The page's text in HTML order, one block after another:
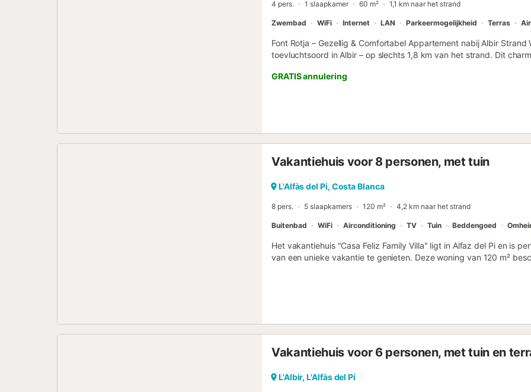
4 pers. 1 slaapkamer 60 m² 1,1 km naar het strand
Zwembad WiFi Internet LAN Parkeermogelijkheid Terras
Font Rotja – Gezellig & Comfortabel Appartement nabij Albir Strand
toevluchtsoord in Albir – op slechts 1,8 km van het strand. Dit
zwembad, perfect voor een ontspannen verblijf aan de Costa
slaapkamer met een comfortabel tweepersoonsbed ✅ Moderne
Woonkamer met slaapbank, airconditioning & overdekt terras ✅
Dolce Gusto koffiezetapparaat ✅ Gedeeld zwembad in een
Uitstekende Locatie 📍 1,8 km van het strand van Albir 📍 5
Slaapbank – perfect voor extra gasten 🌬️ Airconditioning in de
elektriciteit per week inbegrepen; extra verbruik: €0,35/kWh ❌
appartement * Ge...
GRATIS annulering
Vakantiehuis voor 8 personen, met tuin
L'Alfàs del Pi, Costa Blanca
8 pers. 5 slaapkamers 120 m² 4,2 km naar het strand
Buitenbad WiFi Airconditioning TV Tuin Beddengoed
Het vakantiehuis "Casa Feliz Family Villa" ligt in Alfaz del Pi en is
van een unieke vakantie te genieten. Deze woning van 120 m²
Extra voorzieningen zijn wifi, televisie, airconditioning en een
zijn op aanvraag en tegen een toeslag beschikbaar. De
tuin en overdekt terras. Gratis parkeren op straat is mogelijk.
accommodatie is uitsluitend geschikt voor families. Feesten zijn
Vakantiehuis voor 6 personen, met tuin en
L'Albir, L'Alfàs del Pi